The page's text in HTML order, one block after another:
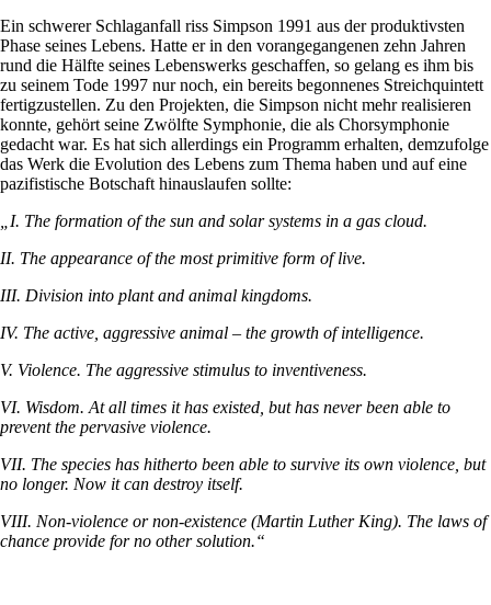
Ein schwerer Schlaganfall riss Simpson 1991 aus der produktivsten
Phase seines Lebens. Hatte er in den vorangegangenen zehn Jahren
rund die Hälfte seines Lebenswerks geschaffen, so gelang es ihm bis
zu seinem Tode 1997 nur noch, ein bereits begonnenes Streichquintett
fertigzustellen. Zu den Projekten, die Simpson nicht mehr realisieren
konnte, gehört seine Zwölfte Symphonie, die als Chorsymphonie
gedacht war. Es hat sich allerdings ein Programm erhalten, demzufolge
das Werk die Evolution des Lebens zum Thema haben und auf eine
pazifistische Botschaft hinauslaufen sollte:
„I. The formation of the sun and solar systems in a gas cloud.
II. The appearance of the most primitive form of live.
III. Division into plant and animal kingdoms.
IV. The active, aggressive animal – the growth of intelligence.
V. Violence. The aggressive stimulus to inventiveness.
VI. Wisdom. At all times it has existed, but has never been able to
prevent the pervasive violence.
VII. The species has hitherto been able to survive its own violence, but
no longer. Now it can destroy itself.
VIII. Non-violence or non-existence (Martin Luther King). The laws of
chance provide for no other solution.“